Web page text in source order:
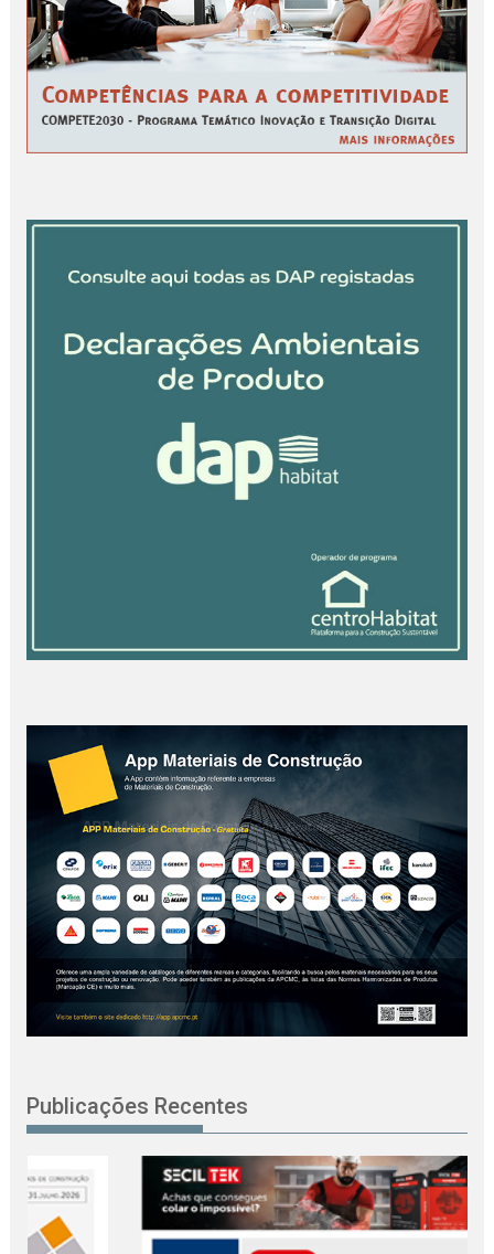
Publicações Recentes